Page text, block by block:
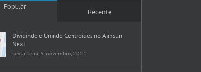
Popular
Recente
Dividindo e Unindo Centroides no Aimsun
Next
sexta-feira, 5 novembro, 2021